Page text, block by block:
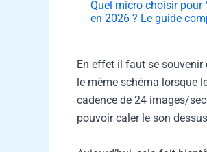
Quel micro choisir pour
en 2026 ? Le guide
En effet il faut se souvenir
le même schéma lorsque
cadence de 24 images/
pouvoir caler le son